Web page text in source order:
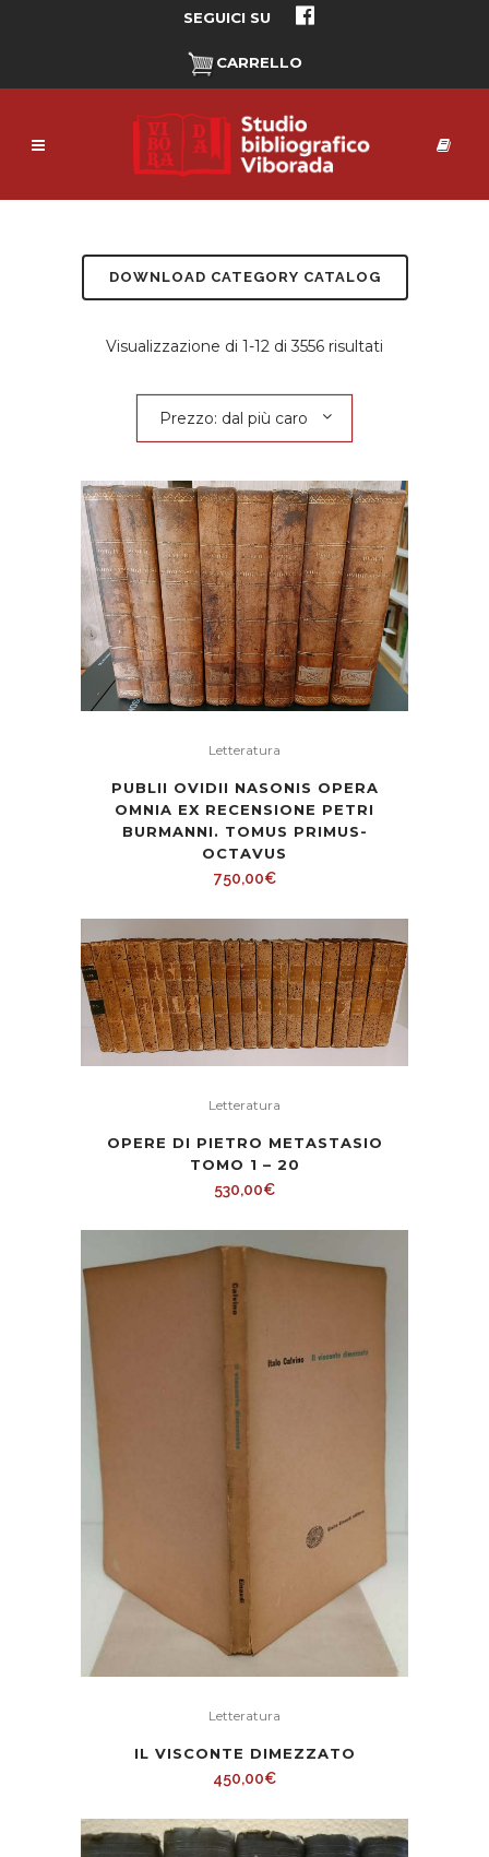
SEGUICI SU
CARRELLO
DOWNLOAD CATEGORY CATALOG
Visualizzazione di 1-12 di 3556 risultati
caro
Prezzo: dal più caro
Letteratura
PUBLII OVIDII NASONIS OPERA
OMNIA EX RECENSIONE PETRI
BURMANNI. TOMUS PRIMUS-
OCTAVUS
750,00€
Letteratura
OPERE DI PIETRO METASTASIO
TOMO 1 – 20
530,00€
Letteratura
IL VISCONTE DIMEZZATO
450,00€